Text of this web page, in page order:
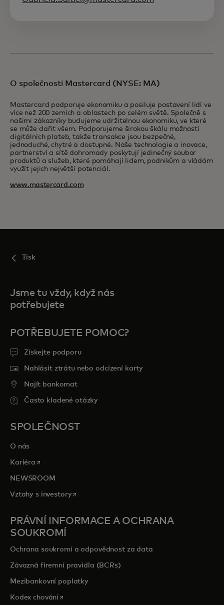
O společnosti Mastercard (NYSE: MA)
Mastercard podporuje ekonomiku a posiluje postavení lidí ve
více než 200 zemích a oblastech po celém světě. Společně s
našimi zákazníky budujeme udržitelnou ekonomiku, ve které
se může dařit všem. Podporujeme širokou škálu možností
digitálních plateb, takže transakce jsou bezpečné,
jednoduché, chytré a dostupné. Naše technologie a inovace,
partnerství a sítě dohromady poskytují jedinečný soubor
produktů a služeb, které pomáhají lidem, podnikům a vládám
využít jejich největší potenciál.
www.mastercard.com
Tisk
Jsme tu vždy, když nás
potřebujete
POTŘEBUJETE POMOC?
Získejte podporu
Nahlásit ztrátu nebo odcizení karty
Najít bankomat
Často kladené otázky
SPOLEČNOST
O nás
Kariéra opens in a new tab
NEWSROOM
Vztahy s investoryopens in a new tab
PRÁVNÍ INFORMACE A OCHRANA
SOUKROMÍ
Ochrana soukromí a odpovědnost za data
Závazná firemní pravidla (BCRs)
Mezibankovní poplatky
Kodex chováníopens in a new tab